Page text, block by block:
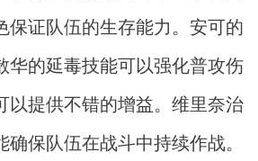
保证队伍的生存能力。安可的
华的延毒技能可以强化普攻伤
以提供不错的增益。维里奈治
保队伍在战斗中持续作战。